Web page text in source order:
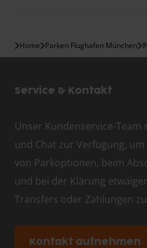
Home Parken Flughafen München
Service & Kontakt
Unser Kundenservice-Team
und Chat zur Verfügung,
von Parkoptionen, beim
und bei der Klärung
Transfers oder Zahlungen
Kontakt aufnehmen